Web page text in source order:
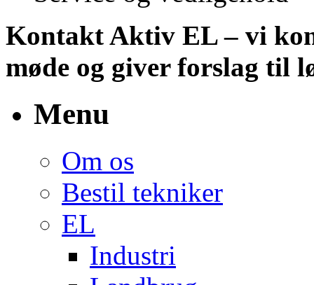
Kontakt Aktiv EL – vi
møde og giver forslag til
Menu
Om os
Bestil tekniker
EL
Industri